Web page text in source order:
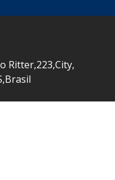
Ritter,223,City,
,Brasil